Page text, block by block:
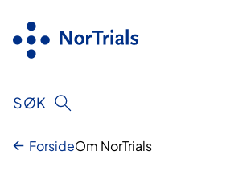
innhold
SØK
ForsideOm NorTrials